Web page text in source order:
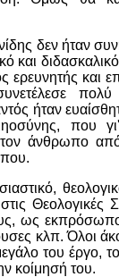
δεν ήταν
και
ερευνητής και
πολύ
ήταν
που
άνθρωπο από
Θεολογικές
ως
κλπ. Όλοι
του έργο,
κοίμησή του.